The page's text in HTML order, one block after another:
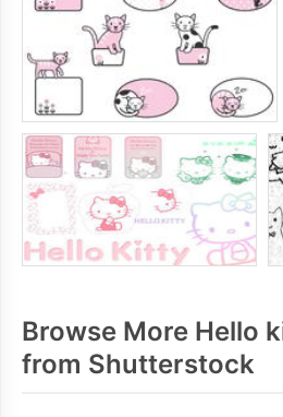
Browse More Hello
from Shutterstock